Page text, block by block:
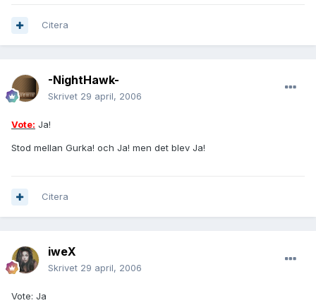
Citera
-NightHawk-
Skrivet 29 april, 2006
Vote: Ja!
Stod mellan Gurka! och Ja! men det blev Ja!
Citera
iweX
Skrivet 29 april, 2006
Vote: Ja